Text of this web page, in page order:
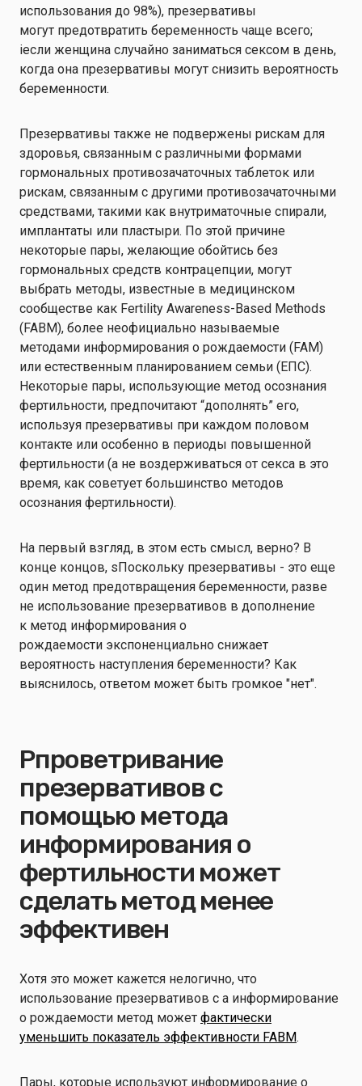
использования до 98%), презервативы
могут предотвратить беременность чаще всего;
iесли женщина случайно заниматься сексом в день,
когда она презервативы могут снизить вероятность
беременности.
Презервативы также не подвержены рискам для
здоровья, связанным с различными формами
гормональных противозачаточных таблеток или
рискам, связанным с другими противозачаточными
средствами, такими как внутриматочные спирали,
имплантаты или пластыри. По этой причине
некоторые пары, желающие обойтись без
гормональных средств контрацепции, могут
выбрать методы, известные в медицинском
сообществе как Fertility Awareness-Based Methods
(FABM), более неофициально называемые
методами информирования о рождаемости (FAM)
или естественным планированием семьи (ЕПС).
Некоторые пары, использующие метод осознания
фертильности, предпочитают “дополнять” его,
используя презервативы при каждом половом
контакте или особенно в периоды повышенной
фертильности (а не воздерживаться от секса в это
время, как советует большинство методов
осознания фертильности).
На первый взгляд, в этом есть смысл, верно? В
конце концов, sПоскольку презервативы - это еще
один метод предотвращения беременности, разве
не использование презервативов в дополнение
к метод информирования о
рождаемости экспоненциально снижает
вероятность наступления беременности? Как
выяснилось, ответом может быть громкое "нет".
Pпроветривание
презервативов с
помощью метода
информирования о
фертильности может
сделатьметод менее
эффективен
Хотя это может кажется нелогично, что
использование презервативов с a информирование
о рождаемости метод может фактически
уменьшить показатель эффективности FABM.
Пары, которые используют информирование о